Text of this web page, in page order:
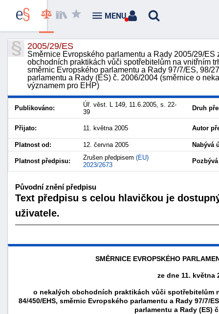
2005/29/ES
Směrnice Evropského parlamentu a Rady 2005/29/ES
obchodních praktikách vůči spotřebitelům na vnitřním
směrnic Evropského parlamentu a Rady 97/7/ES, 98/
parlamentu a Rady (ES) č. 2006/2004 (směrnice o
významem pro EHP)
Publikováno:
Úř. věst. L 149, 11.6.2005, s. 22-
39
Druh
Přijato: 11. května 2005 Autor
Platnost od: 12. června 2005 Nabývá
Platnost předpisu: Zrušen předpisem (EU)
2023/2673
Původní znění předpisu
Text předpisu s celou hlavičkou je
uživatele.
SMĚRNICE EVROPSKÉHO
ze dne 11. května
o nekalých obchodních praktikách vůči spotřebitelům
84/450/EHS, směrnic Evropského parlamentu a Rady 97/7/
parlamentu a Rady (ES)
MENU